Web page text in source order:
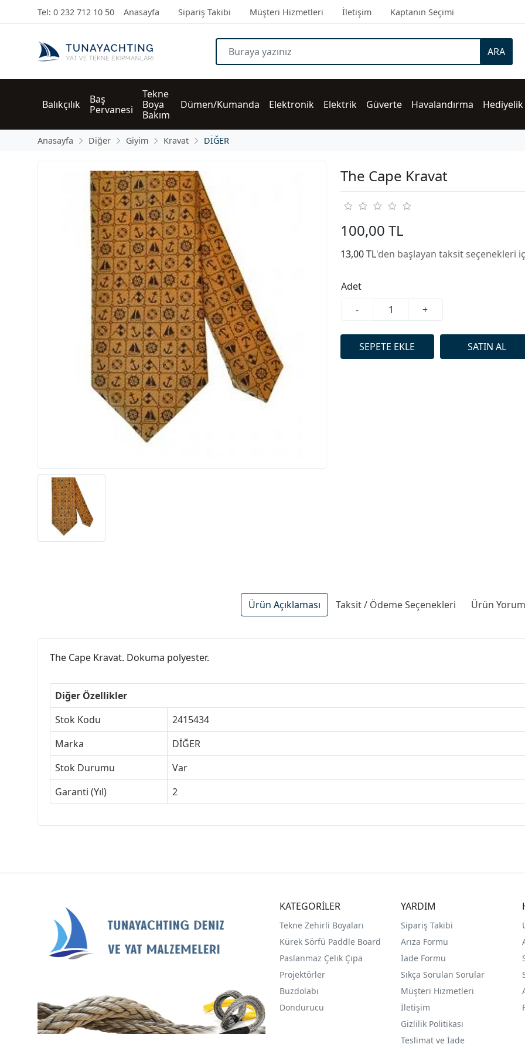
Tel: 0 232 712 10 50 Anasayfa Sipariş Takibi Müşteri Hizmetleri İletişim Kaptanın Seçimi
ARA
Balıkçılık
Baş
Pervanesi
Tekne
Boya
Bakım
Dümen/Kumanda Elektronik Elektrik Güverte Havalandırma Hediyelik
Anasayfa Diğer Giyim Kravat DİĞER
The Cape Kravat
100,00 TL
13,00 TL'den başlayan taksit seçenekleri
Adet
-
+
Ürün Açıklaması Taksit / Ödeme Seçenekleri Ürün
The Cape Kravat. Dokuma polyester.
Diğer Özellikler
Stok Kodu
2415434
Marka
DİĞER
Stok Durumu
Var
Garanti (Yıl)
2
KATEGORİLER
Tekne Zehirli Boyaları
Kürek Sörfü Paddle Board
Paslanmaz Çelik Çıpa
Projektörler
Buzdolabı
Dondurucu
YARDIM
Sipariş Takibi
Arıza Formu
İade Formu
Sıkça Sorulan Sorular
Müşteri Hizmetleri
İletişim
Gizlilik Politikası
Teslimat ve İade